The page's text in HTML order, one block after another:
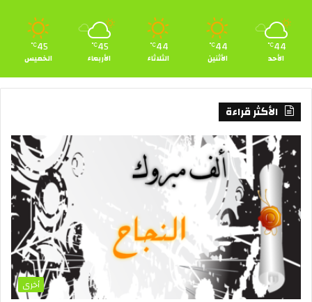
44
℃
الأحد
44
℃
الأثنين
44
℃
الثلاثاء
45
℃
الأربعاء
45
℃
الخميس
الأكثر قراءة
أخرى